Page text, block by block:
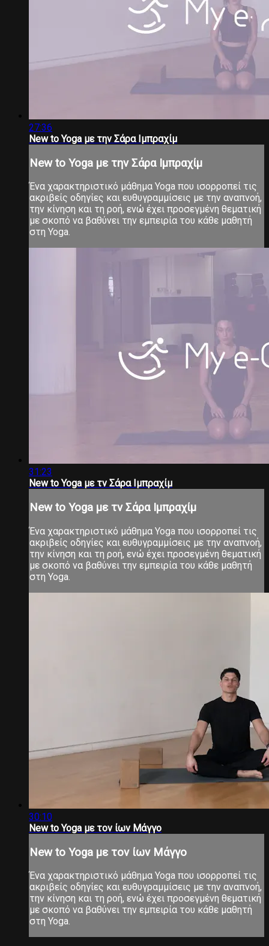
27:36
New to Yoga με την Σάρα Ιμπραχίμ
New to Yoga με την Σάρα Ιμπραχίμ
Ένα χαρακτηριστικό μάθημα Yoga που ισορροπεί τις
ακριβείς οδηγίες και ευθυγραμμίσεις με την αναπνοή,
την κίνηση και τη ροή, ενώ έχει προσεγμένη θεματική
με σκοπό να βαθύνει την εμπειρία του κάθε μαθητή
στη Yoga.
31:23
New to Yoga με τν Σάρα Ιμπραχίμ
New to Yoga με τν Σάρα Ιμπραχίμ
Ένα χαρακτηριστικό μάθημα Yoga που ισορροπεί τις
ακριβείς οδηγίες και ευθυγραμμίσεις με την αναπνοή,
την κίνηση και τη ροή, ενώ έχει προσεγμένη θεματική
με σκοπό να βαθύνει την εμπειρία του κάθε μαθητή
στη Yoga.
30:10
New to Yoga με τον ίων Μάγγο
New to Yoga με τον ίων Μάγγο
Ένα χαρακτηριστικό μάθημα Yoga που ισορροπεί τις
ακριβείς οδηγίες και ευθυγραμμίσεις με την αναπνοή,
την κίνηση και τη ροή, ενώ έχει προσεγμένη θεματική
με σκοπό να βαθύνει την εμπειρία του κάθε μαθητή
στη Yoga.